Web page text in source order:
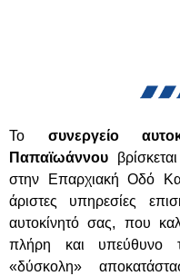
Το συνεργείο
Παπαϊωάννου
στην Επαρχιακή Οδό
άριστες υπηρεσίες
αυτοκίνητό σας, που
πλήρη και υπεύθυνο
«δύσκολη»